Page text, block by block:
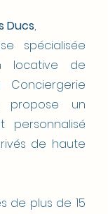
Ducs,
spécialisée
locative de
propose un
personnalisé
de haute
de plus de 15